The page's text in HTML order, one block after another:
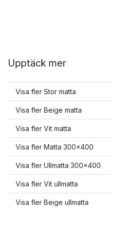
Upptäck mer
Visa fler Stor matta
Visa fler Beige matta
Visa fler Vit matta
Visa fler Matta 300x400
Visa fler Ullmatta 300x400
Visa fler Vit ullmatta
Visa fler Beige ullmatta